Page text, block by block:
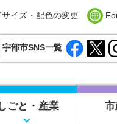
イズ・配色の変更
宇部市SNS一覧
ごと・産業 市